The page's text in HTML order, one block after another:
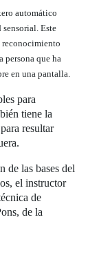
automático
sensorial. Este
reconocimiento
persona que ha
en una pantalla.
para
tiene la
resultar
de las bases del
el instructor
de
de la